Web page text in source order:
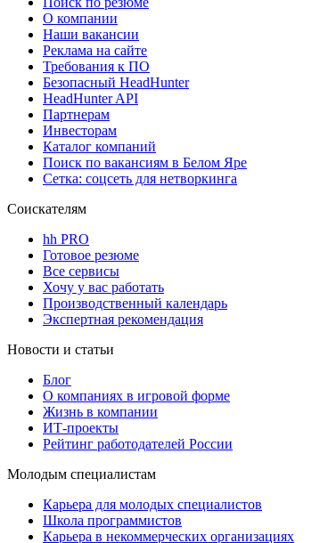
О компании
Наши вакансии
Реклама на сайте
Требования к ПО
Безопасный HeadHunter
HeadHunter API
Партнерам
Инвесторам
Каталог компаний
Поиск по вакансиям в Белом Яре
Сетка: соцсеть для нетворкинга
Соискателям
hh PRO
Готовое резюме
Все сервисы
Хочу у вас работать
Производственный календарь
Экспертная рекомендация
Новости и статьи
Блог
О компаниях в игровой форме
Жизнь в компании
ИТ-проекты
Рейтинг работодателей России
Молодым специалистам
Карьера для молодых специалистов
Школа программистов
Карьера в некоммерческих организациях